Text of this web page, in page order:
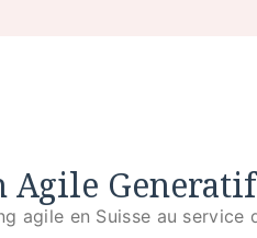
Agile Generatif
agile en Suisse au